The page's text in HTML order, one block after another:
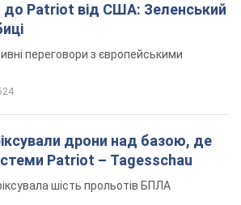
до Patriot від США: Зеленський
переговори з європейськими
дрони над базою, де
Patriot – Tagesschau
шість прольотів БПЛА